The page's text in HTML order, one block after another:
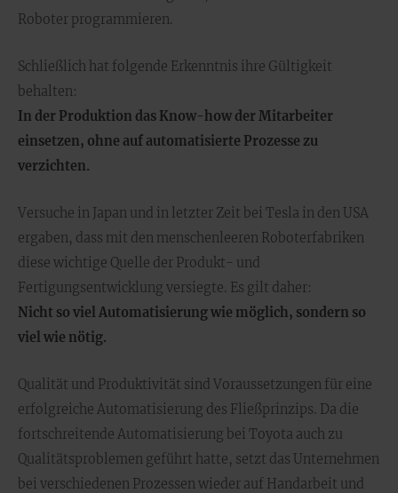
Roboter programmieren.
Schließlich hat folgende Erkenntnis ihre Gültigkeit
behalten:
In der Produktion das Know-how der Mitarbeiter
einsetzen, ohne auf automatisierte Prozesse zu
verzichten.
Versuche in Japan und in letzter Zeit bei Tesla in den USA
ergaben, dass mit den menschenleeren Roboterfabriken
diese wichtige Quelle der Produkt- und
Fertigungsentwicklung versiegte. Es gilt daher:
Nicht so viel Automatisierung wie möglich, sondern so
viel wie nötig.
Qualität und Produktivität sind Voraussetzungen für eine
erfolgreiche Automatisierung des Fließprinzips. Da die
fortschreitende Automatisierung bei Toyota auch zu
Qualitätsproblemen geführt hatte, setzt das Unternehmen
bei verschiedenen Prozessen wieder auf Handarbeit und